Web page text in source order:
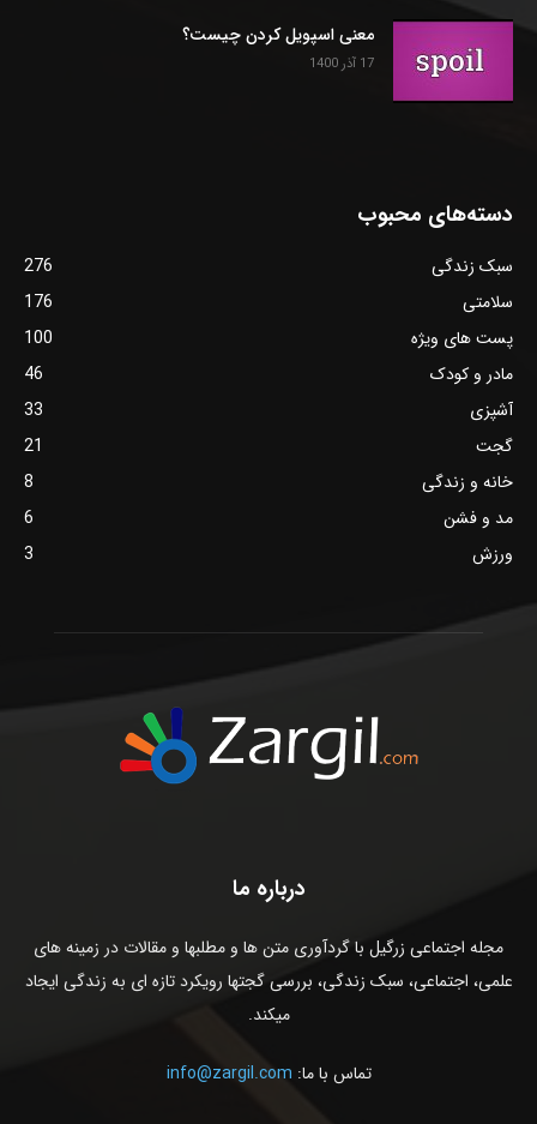
معنی اسپویل کردن چیست؟
17 آذر 1400
دسته‌های محبوب
سبک زندگی
276
سلامتی
176
پست های ویژه
100
مادر و کودک
46
آشپزی
33
گجت
21
خانه و زندگی
8
مد و فشن
6
ورزش
3
درباره ما
مجله اجتماعی زرگیل با گردآوری متن ها و مطلبها و مقالات در زمینه های
علمی، اجتماعی، سبک زندگی، بررسی گجتها رویکرد تازه ای به زندگی ایجاد
میکند.
تماس با ما: info@zargil.com